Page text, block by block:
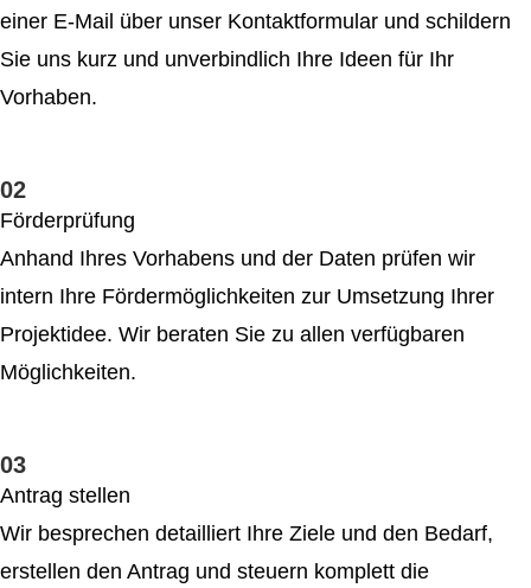
einer E-Mail über unser Kontakt­formular und schildern
Sie uns kurz und unverbindlich Ihre Ideen für Ihr
Vorhaben.
02
Förderprüfung
Anhand Ihres Vorhabens und der Daten prüfen wir
intern Ihre Förder­möglichkeiten zur Umsetzung Ihrer
Projektidee. Wir beraten Sie zu allen verfügbaren
Möglichkeiten.
03
Antrag stellen
Wir besprechen detailliert Ihre Ziele und den Bedarf,
erstellen den Antrag und steuern komplett die